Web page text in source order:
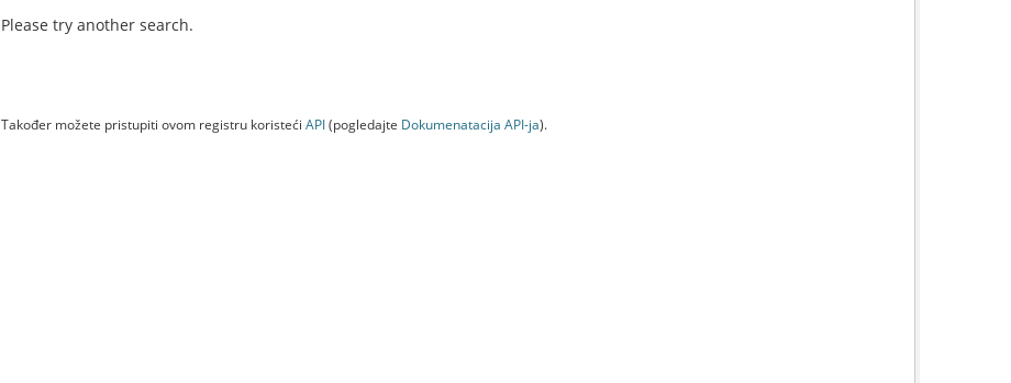
Please try another search.
Također možete pristupiti ovom registru koristeći API(pogledajte Dokumenаtаcijа API-jа).